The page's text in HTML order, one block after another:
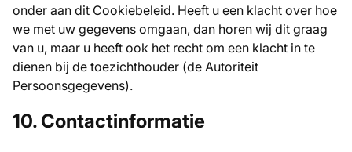
onder aan dit Cookiebeleid. Heeft u een klacht over hoe
we met uw gegevens omgaan, dan horen wij dit graag
van u, maar u heeft ook het recht om een klacht in te
dienen bij de toezichthouder (de Autoriteit
Persoonsgegevens).
10. Contactinformatie